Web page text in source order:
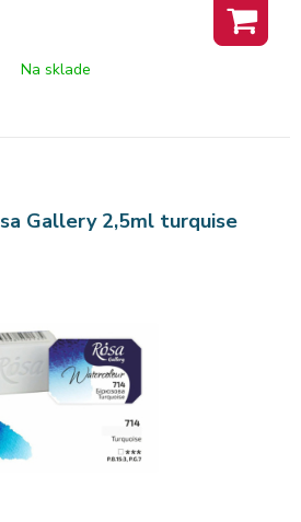
a anorganických jemne
zaisťuje dokonalú priľnavosť a
farby nám poskytujú nespočetné
Na sklade
Gallery 2,5ml turquise